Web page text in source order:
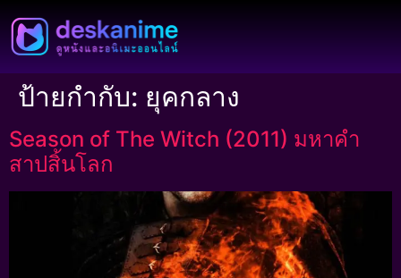
ป้ายกำกับ: ยุคกลาง
Season of The Witch (2011) มหาคำ
สาปสิ้นโลก